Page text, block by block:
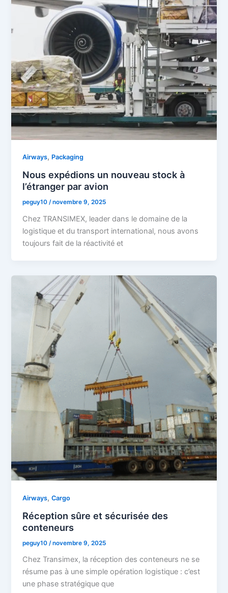
Airways, Packaging
Nous expédions un nouveau stock à
l’étranger par avion
peguy10/novembre 9, 2025
Chez TRANSIMEX, leader dans le domaine de la
logistique et du transport international, nous avons
toujours fait de la réactivité et
Airways,Cargo
Réception sûre et sécurisée des
conteneurs
peguy10 /novembre 9, 2025
Chez Transimex, la réception des conteneurs ne se
résume pas à une simple opération logistique : c’est
une phase stratégique que